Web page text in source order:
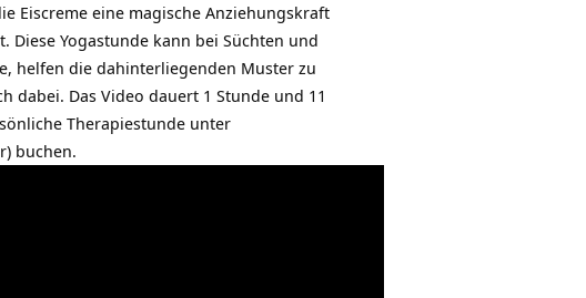
Eiscreme eine magische Anziehungskraft
Yogastunde kann bei Süchten und
helfen die dahinterliegenden Muster zu
Das Video dauert 1 Stunde und 11
Therapiestunde unter
buchen.